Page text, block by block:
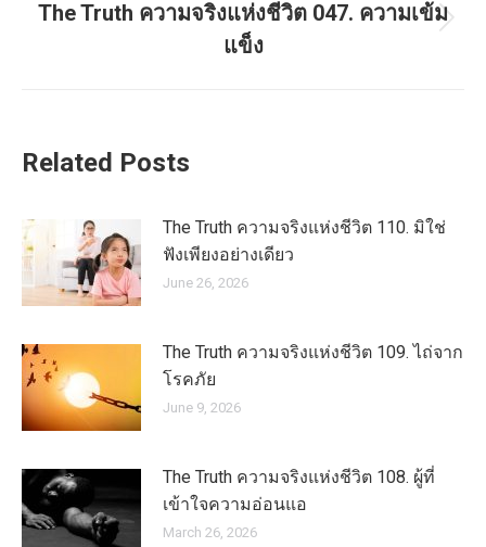
Next
post:
The Truth ความจริงแห่งชีวิต 047. ความเข้ม
แข็ง
Related Posts
The Truth ความจริงแห่งชีวิต 110. มิใช่
ฟังเพียงอย่างเดียว
June 26, 2026
The Truth ความจริงแห่งชีวิต 109. ไถ่จาก
โรคภัย
June 9, 2026
The Truth ความจริงแห่งชีวิต 108. ผู้ที่
เข้าใจความอ่อนแอ
March 26, 2026